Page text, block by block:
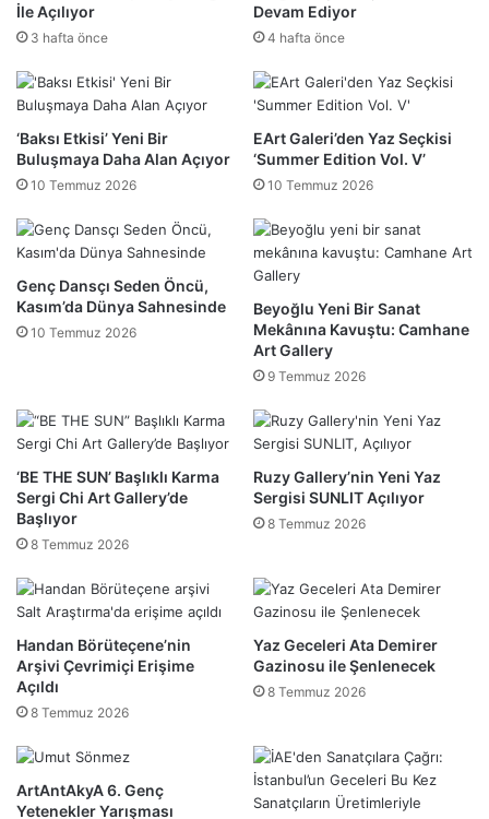
İle Açılıyor
3 hafta önce
Devam Ediyor
4 hafta önce
‘Baksı Etkisi’ Yeni Bir
Buluşmaya Daha Alan Açıyor
10 Temmuz 2026
EArt Galeri’den Yaz Seçkisi
‘Summer Edition Vol. V’
10 Temmuz 2026
Genç Dansçı Seden Öncü,
Kasım’da Dünya Sahnesinde
10 Temmuz 2026
Beyoğlu Yeni Bir Sanat
Mekânına Kavuştu: Camhane
Art Gallery
9 Temmuz 2026
‘BE THE SUN’ Başlıklı Karma
Sergi Chi Art Gallery’de
Başlıyor
8 Temmuz 2026
Ruzy Gallery’nin Yeni Yaz
Sergisi SUNLIT Açılıyor
8 Temmuz 2026
Handan Börüteçene’nin
Arşivi Çevrimiçi Erişime
Açıldı
8 Temmuz 2026
Yaz Geceleri Ata Demirer
Gazinosu ile Şenlenecek
8 Temmuz 2026
ArtAntAkyA 6. Genç
Yetenekler Yarışması